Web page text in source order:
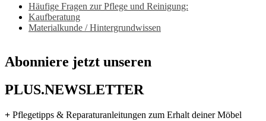
Häufige Fragen zur Pflege und Reinigung:
Kaufberatung
Materialkunde / Hintergrundwissen
Abonniere jetzt unseren
PLUS.NEWSLETTER
+ Pflegetipps & Reparaturanleitungen zum Erhalt deiner Möbel